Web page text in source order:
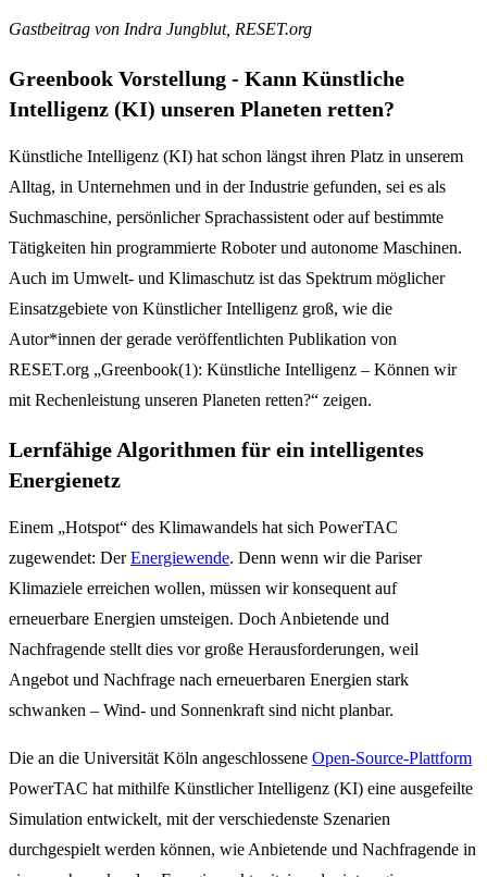
Gastbeitrag von Indra Jungblut, RESET.org
Greenbook Vorstellung - Kann Künstliche
Intelligenz (KI) unseren Planeten retten?
Künstliche Intelligenz (KI) hat schon längst ihren Platz in unserem
Alltag, in Unternehmen und in der Industrie gefunden, sei es als
Suchmaschine, persönlicher Sprachassistent oder auf bestimmte
Tätigkeiten hin programmierte Roboter und autonome Maschinen.
Auch im Umwelt- und Klimaschutz ist das Spektrum möglicher
Einsatzgebiete von Künstlicher Intelligenz groß, wie die
Autor*innen der gerade veröffentlichten Publikation von
RESET.org „Greenbook(1): Künstliche Intelligenz – Können wir
mit Rechenleistung unseren Planeten retten?“ zeigen.
Lernfähige Algorithmen für ein intelligentes
Energienetz
Einem „Hotspot“ des Klimawandels hat sich PowerTAC
zugewendet: DerEnergiewende. Denn wenn wir die Pariser
Klimaziele erreichen wollen, müssen wir konsequent auf
erneuerbare Energien umsteigen. Doch Anbietende und
Nachfragende stellt dies vor große Herausforderungen, weil
Angebot und Nachfrage nach erneuerbaren Energien stark
schwanken – Wind- und Sonnenkraft sind nicht planbar.
Die an die Universität Köln angeschlossene Open-Source-Plattform
PowerTAC hat mithilfe Künstlicher Intelligenz (KI) eine ausgefeilte
Simulation entwickelt, mit der verschiedenste Szenarien
durchgespielt werden können, wie Anbietende und Nachfragende in